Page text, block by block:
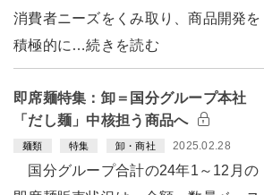
消費者ニーズをくみ取り、商品開発を
積極的に…続きを読む
即席麺特集：卸＝国分グループ本社
「だし麺」中核担う商品へ
麺類 特集 卸・商社 2025.02.28
国分グループ合計の24年1～12月の